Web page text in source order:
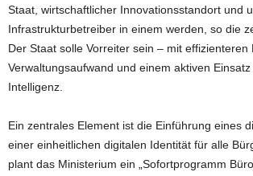
Staat, wirtschaftlicher Innovationsstandort und
Infrastrukturbetreiber in einem werden, so die
Der Staat solle Vorreiter sein – mit effizienteren
Verwaltungsaufwand und einem aktiven
Intelligenz.
Ein zentrales Element ist die Einführung eines
einer einheitlichen digitalen Identität für alle
plant das Ministerium ein „Sofortprogramm